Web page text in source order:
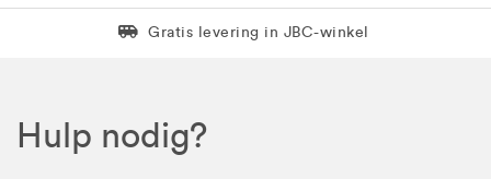
Levering in 1 pakket
Gratis levering in JBC-winkel
Hulp nodig?